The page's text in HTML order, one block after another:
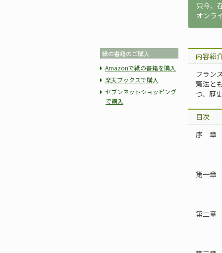
只今、
オンラ
紙の書籍のご購入
Amazonで紙の書籍を購入
楽天ブックスで購入
セブンネットショッピング
で購入
内容紹
フラン
憲法と
つ、歴
目次
序 章
第一章
第二章